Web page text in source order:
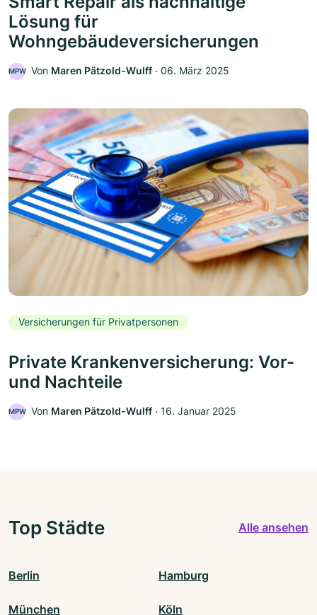
Lösung für
Wohngebäudeversicherungen
MPW Von Maren Pätzold-Wulff ‧ 06. März 2025
Versicherungen für Privatpersonen
Private Krankenversicherung: Vor-
und Nachteile
MPW Von Maren Pätzold-Wulff ‧ 16. Januar 2025
Top Städte Alle ansehen
Berlin Hamburg
München Köln